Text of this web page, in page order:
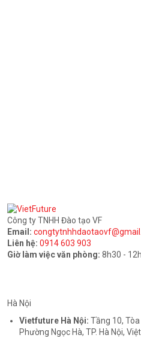
Công ty TNHH Đào tạo VF
Email:
Liên hệ: 0914 603 903
Giờ làm việc văn phòng: 8h30 -
Hà Nội
Vietfuture Hà Nội: Tầng 10,
Phường Ngọc Hà, TP. Hà Nội,